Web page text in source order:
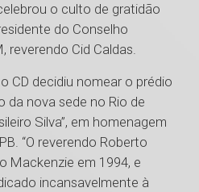
o culto de gratidão
do Conselho
reverendo Cid Caldas.
CD decidiu nomear o prédio
da nova sede no Rio de
Silva”, em homenagem
“O reverendo Roberto
Mackenzie em 1994, e
incansavelmente à